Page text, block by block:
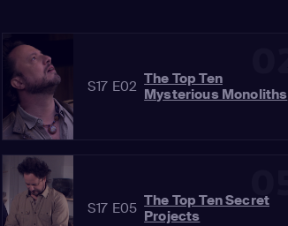
S17 E02 The Top Ten
Mysterious Monoliths
05
S17 E05 The Top Ten Secret
Projects